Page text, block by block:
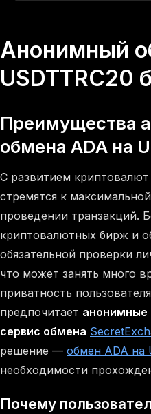
Анонимный
USDTTRC20
Преимущества
обмена ADA на
С развитием
стремятся к
проведении транзакций.
криптовалютных бирж и
обязательной проверки
что может занять много
приватность
предпочитает анонимные
сервис обмена
решение — обмен ADA на
необходимости
Почему